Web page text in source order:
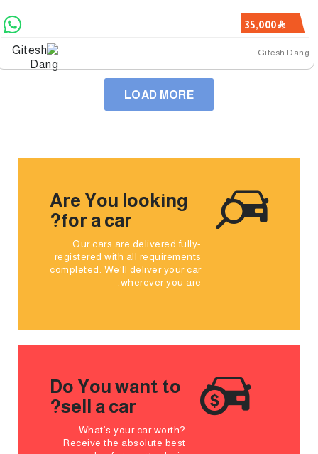
35,000
Gitesh Dang
LOAD MORE
Are You looking
for a car?
Our cars are delivered fully-
registered with all requirements
completed. We’ll deliver your car
wherever you are.
Do You want to
sell a car?
What’s your car worth?
Receive the absolute best